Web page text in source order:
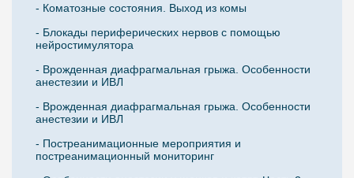
- Коматозные состояния. Выход из комы
- Блокады периферических нервов с помощью
нейростимулятора
- Врожденная диафрагмальная грыжа. Особенности
анестезии и ИВЛ
- Врожденная диафрагмальная грыжа. Особенности
анестезии и ИВЛ
- Постреанимационные мероприятия и
постреанимационный мониторинг